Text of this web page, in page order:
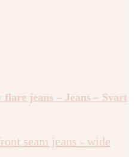
jeans – Jeans – Svart